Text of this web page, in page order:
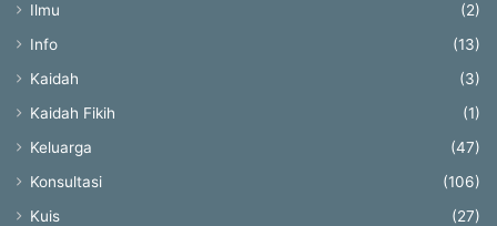
Ilmu
(2)
Info
(13)
Kaidah
(3)
Kaidah Fikih
(1)
Keluarga
(47)
Konsultasi
(106)
Kuis
(27)